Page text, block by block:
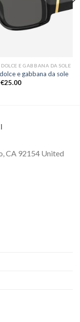
E GABBANA DA SOLE
e gabbana da sole
€25.00
CA 92154 United